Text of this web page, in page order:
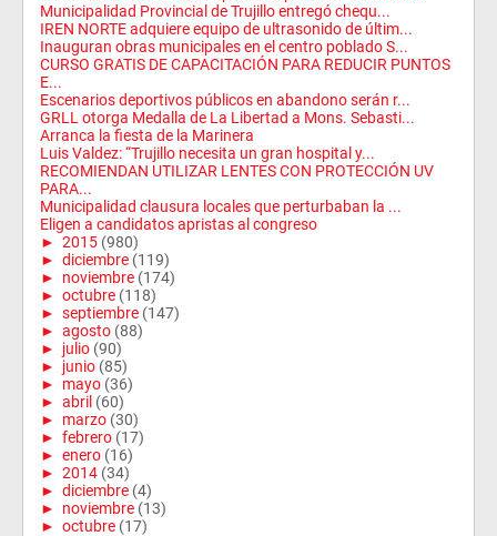
Municipalidad Provincial de Trujillo entregó chequ...
IREN NORTE adquiere equipo de ultrasonido de últim...
Inauguran obras municipales en el centro poblado S...
CURSO GRATIS DE CAPACITACIÓN PARA REDUCIR PUNTOS
E...
Escenarios deportivos públicos en abandono serán r...
GRLL otorga Medalla de La Libertad a Mons. Sebasti...
Arranca la fiesta de la Marinera
Luis Valdez: “Trujillo necesita un gran hospital y...
RECOMIENDAN UTILIZAR LENTES CON PROTECCIÓN UV
PARA...
Municipalidad clausura locales que perturbaban la ...
Eligen a candidatos apristas al congreso
► 2015 (980)
► diciembre (119)
► noviembre (174)
► octubre (118)
► septiembre (147)
► agosto (88)
► julio (90)
► junio (85)
► mayo (36)
► abril (60)
► marzo (30)
► febrero (17)
► enero (16)
► 2014 (34)
► diciembre (4)
► noviembre (13)
► octubre (17)